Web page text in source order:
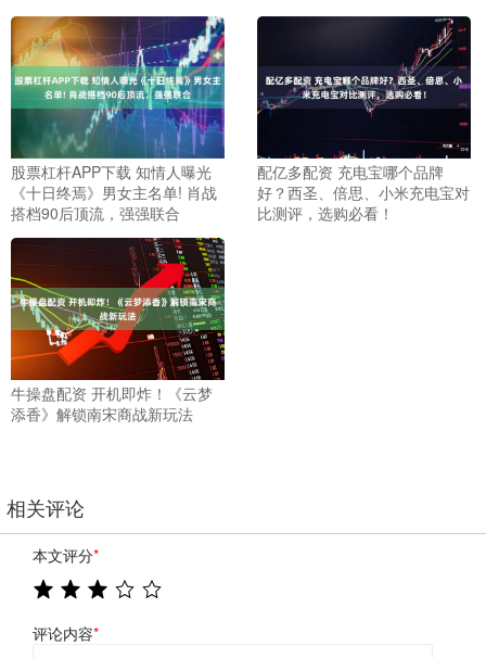
股票杠杆APP下载 知情人曝光
《十日终焉》男女主名单! 肖战
搭档90后顶流，强强联合
配亿多配资 充电宝哪个品牌
好？西圣、倍思、小米充电宝对
比测评，选购必看！
牛操盘配资 开机即炸！《云梦
添香》解锁南宋商战新玩法
相关评论
本文评分*
评论内容*